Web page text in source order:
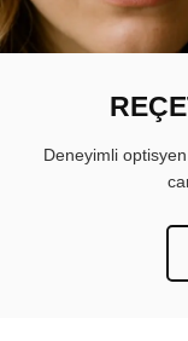
Deneyimli